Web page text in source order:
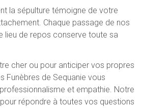
la sépulture témoigne de votre
Chaque passage de nos
lieu de repos conserve toute sa
cher ou pour anticiper vos propres
Funèbres de Sequanie vous
et empathie. Notre
répondre à toutes vos questions